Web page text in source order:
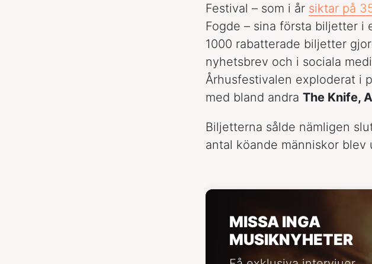
Festival – som i år siktar på
Fogde – sina första biljetter i
1000 rabatterade biljetter
nyhetsbrev och i sociala
Århusfestivalen exploderat i
med bland andra The Knife,
Biljetterna sålde nämligen
antal köande människor blev
MISSA INGA
MUSIKNYHETER